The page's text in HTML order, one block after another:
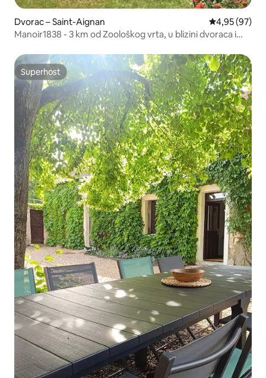
Dvorac – Saint-Aignan Prosječna
4,95 (97)
Manoir1838 - 3 km od Zoološkog vrta, u blizini dvoraca i
Superhost
Superhost